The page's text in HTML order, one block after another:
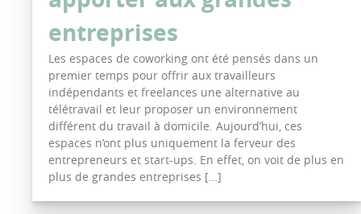
entreprises
Les espaces de coworking ont été pensés dans un
premier temps pour offrir aux travailleurs
indépendants et freelances une alternative au
télétravail et leur proposer un environnement
différent du travail à domicile. Aujourd’hui, ces
espaces n’ont plus uniquement la ferveur des
entrepreneurs et start-ups. En effet, on voit de plus en
plus de grandes entreprises […]